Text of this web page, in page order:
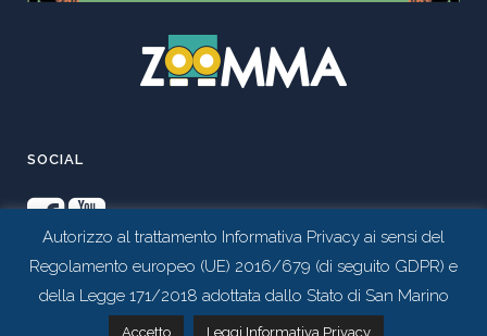
SOCIAL
Autorizzo al trattamento Informativa Privacy ai sensi del
Regolamento europeo (UE) 2016/679 (di seguito GDPR) e
della Legge 171/2018 adottata dallo Stato di San Marino
Accetto Leggi Informativa Privacy
Contattaci tramite whatsapp